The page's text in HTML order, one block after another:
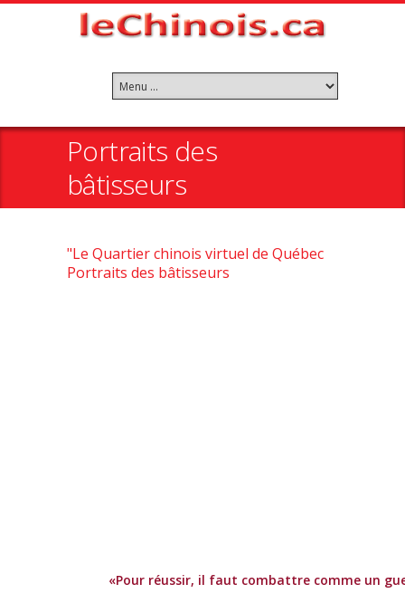
Portraits des
bâtisseurs
"Le Quartier chinois virtuel de Québec
Portraits des bâtisseurs
«Pour réussir, il faut combattre comme un